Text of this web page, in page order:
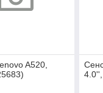
A520,